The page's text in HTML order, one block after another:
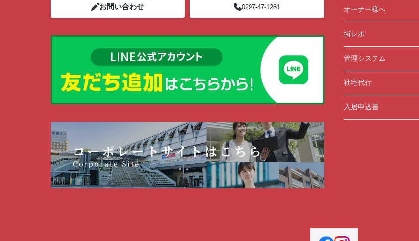
お問い合わせ 0297-47-1281 オーナー様へ
街レポ
管理システム
社宅代行
入居申込書